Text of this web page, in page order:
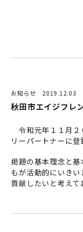
お知らせ 2019.12.03
秋田市エイジフレ
令和元年１１月２
リーパートナーに登
掲題の基本理念と
もが活動的にいき
貢献したいと考えて